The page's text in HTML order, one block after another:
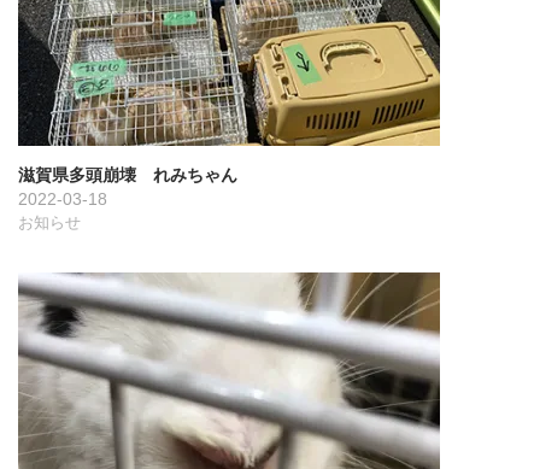
滋賀県多頭崩壊 れみちゃん
2022-03-18
お知らせ